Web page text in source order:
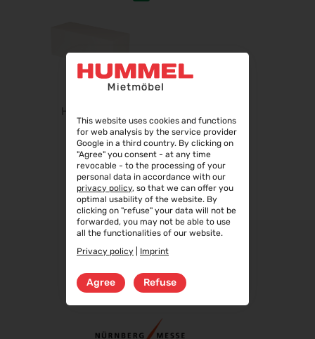
29.09.2026 - 01.10.2026
IMAGING WORLD 2026
02.10.2026 - 04.10.2026
Expo Real 2026
05.10.2026 - 07.10.2026
VISION 2026
06.10.2026 - 08.10.2026
interbad 2026
06.10.2026 - 08.10.2026
Aluminium Düsseldorf 2026
06.10.2026 - 08.10.2026
08.10.2026 - 09.10.2026
Fakuma 2026
PERFORMANCEDAYS 2026
HELL O 100
This website uses cookies and functions
for web analysis by the service provider
Google in a third country. By clicking on
"Agree" you consent - at any time
revocable - to the processing of your
personal data in accordance with our
privacy policy, so that we can offer you
optimal usability of the website. By
clicking on "refuse" your data will not be
forwarded, you may not be able to use
all the functionalities of our website.
Privacy policy
Imprint
Agree Refuse